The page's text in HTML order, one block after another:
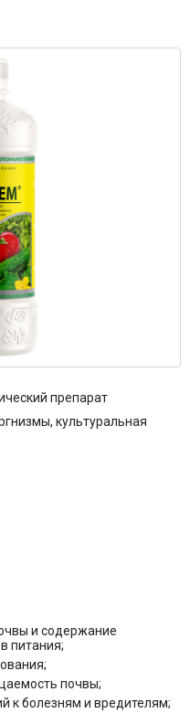
препарат
культуральная
и содержание
питания;
почвы;
к болезням и вредителям;